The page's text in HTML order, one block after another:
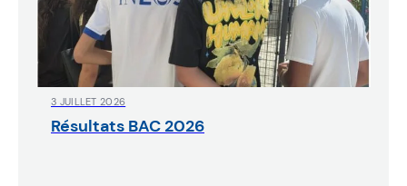
3 JUILLET 2026
Résultats BAC 2026